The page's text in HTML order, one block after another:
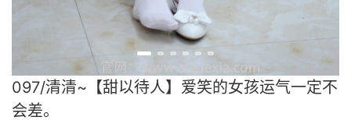
097/清清~【甜以待人】爱笑的女孩运气一定不
会差。